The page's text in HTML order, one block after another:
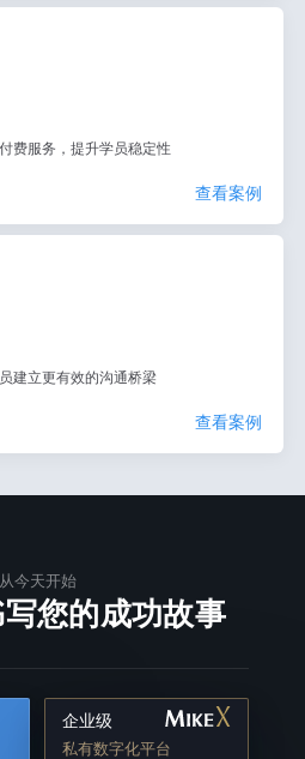
费服务，提升学员稳定性
查看案例
建立更有效的沟通桥梁
查看案例
从今天开始
您的成功故事
企业级
私有数字化平台